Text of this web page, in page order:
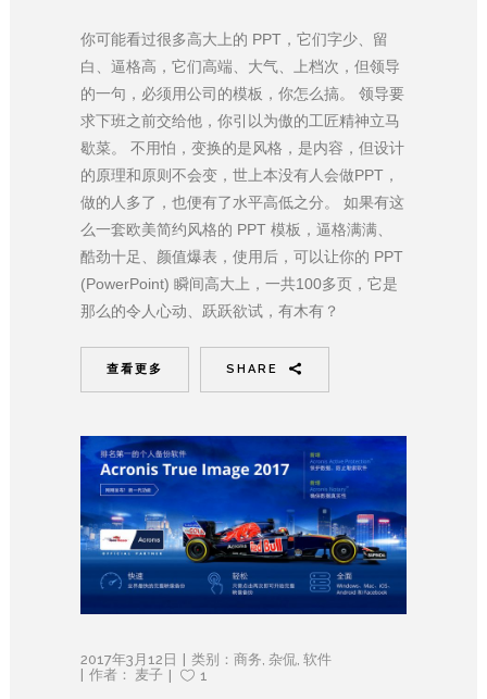
你可能看过很多高大上的 PPT，它们字少、留
白、逼格高，它们高端、大气、上档次，但领导
的一句，必须用公司的模板，你怎么搞。 领导要
求下班之前交给他，你引以为傲的工匠精神立马
歇菜。 不用怕，变换的是风格，是内容，但设计
的原理和原则不会变，世上本没有人会做PPT，
做的人多了，也便有了水平高低之分。 如果有这
么一套欧美简约风格的 PPT 模板，逼格满满、
酷劲十足、颜值爆表，使用后，可以让你的 PPT
(PowerPoint) 瞬间高大上，一共100多页，它是
那么的令人心动、跃跃欲试，有木有？
查看更多 SHARE
2017年3月12日 类别： 商务, 杂侃, 软件
作者： 麦子 1